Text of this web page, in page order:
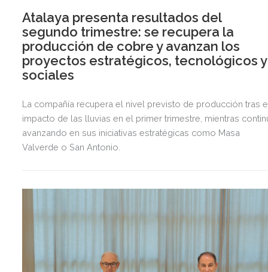
Atalaya presenta resultados del
segundo trimestre: se recupera la
producción de cobre y avanzan los
proyectos estratégicos, tecnológicos y
sociales
La compañía recupera el nivel previsto de producción tras
impacto de las lluvias en el primer trimestre, mientras
avanzando en sus iniciativas estratégicas como Masa
Valverde o San Antonio.